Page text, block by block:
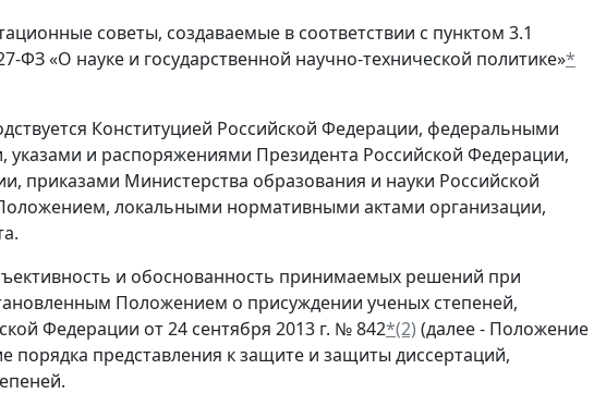
советы, создаваемые в соответствии с пунктом 3.1
ФЗ «О науке и государственной научно-технической политике»*
Конституцией Российской Федерации, федеральными
и распоряжениями Президента Российской Федерации,
приказами Министерства образования и науки Российской
локальными нормативными актами организации,
и обоснованность принимаемых решений при
Положением о присуждении ученых степеней,
Федерации от 24 сентября 2013 г. № 842*(2) (далее - Положение
порядка представления к защите и защиты диссертаций,